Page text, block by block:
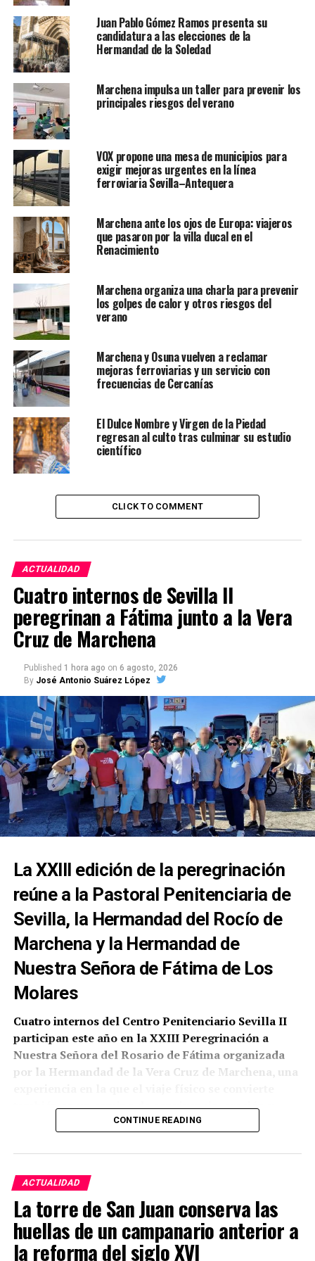
Juan Pablo Gómez Ramos presenta su
candidatura a las elecciones de la
Hermandad de la Soledad
Marchena impulsa un taller para prevenir los
principales riesgos del verano
VOX propone una mesa de municipios para
exigir mejoras urgentes en la línea
ferroviaria Sevilla–Antequera
Marchena ante los ojos de Europa: viajeros
que pasaron por la villa ducal en el
Renacimiento
Marchena organiza una charla para prevenir
los golpes de calor y otros riesgos del
verano
Marchena y Osuna vuelven a reclamar
mejoras ferroviarias y un servicio con
frecuencias de Cercanías
El Dulce Nombre y Virgen de la Piedad
regresan al culto tras culminar su estudio
científico
CLICK TO COMMENT
ACTUALIDAD
Cuatro internos de Sevilla II
peregrinan a Fátima junto a la Vera
Cruz de Marchena
Published 1 hora ago on 6 agosto, 2026
By José Antonio Suárez López
La XXIII edición de la peregrinación
reúne a la Pastoral Penitenciaria de
Sevilla, la Hermandad del Rocío de
Marchena y la Hermandad de
Nuestra Señora de Fátima de Los
Molares
Cuatro internos del Centro Penitenciario Sevilla II
participan este año en la XXIII Peregrinación a
Nuestra Señora del Rosario de Fátima organizada
por la Hermandad de la Vera Cruz de Marchena, una
también en un camino de convivencia, oración y
reflexión personal.
Según ha comunicado la propia corporación
a la colaboración de la Pastoral Penitenciaria de la
Archidiócesis de Sevilla, a la que se han sumado la
Hermandad del Rocío de Marchena y la Hermandad
de Nuestra Señora de Fátima de Los Molares.
CONTINUE READING
ACTUALIDAD
La torre de San Juan conserva las
huellas de un campanario anterior a
la reforma del siglo XVI